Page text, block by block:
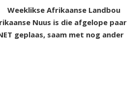
Weeklikse Afrikaanse Landbou
Nuus is die afgelope paar
geplaas, saam met nog ander